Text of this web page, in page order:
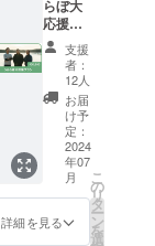
ントへ
のお申
し込み
は、う
みらぼ
公式サ
イトか
ら行っ
ていた
だきま
す。 イ
開催
みら
ぼ 三
重県志
摩市阿
児町鵜
方３６
２６−２
９ アク
セス等
の詳細
情報は
から
https://
保存可 -
---- ※個
数は20
個程度
となり
ます。
※2025
年1月お
届け予
定です
が、天
候等に
より前
が主催
するイ
ベント
の参加
権を返
礼品と
して付
与いた
しま
す。 ま
た、イ
ベント
参加後
らぼ大
応援プ
ラン」
とにか
くうみ
らぼを
応援し
たい！
という
方のた
めのプ
ランで
す！ お
礼の
支援
者：
12人
お届
け予
定：
2024
年07
月
詳細を見る
こ
の
リ
タ
ー
ン
を
選